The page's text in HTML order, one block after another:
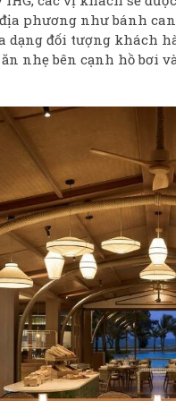
phương như bánh
dạng đối tượng khách
nhẹ bên cạnh hồ bơi